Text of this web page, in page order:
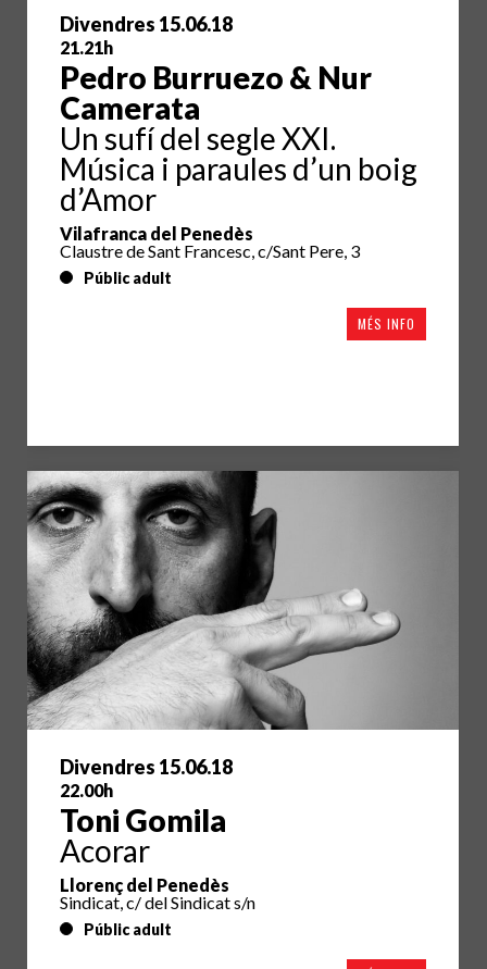
Divendres 15.06.18
21.21h
Pedro Burruezo & Nur
Camerata
Un sufí del segle XXI.
Música i paraules d’un boig
d’Amor
Vilafranca del Penedès
Claustre de Sant Francesc, c/Sant Pere, 3
Públic adult
MÉS INFO
Divendres 15.06.18
22.00h
Toni Gomila
Acorar
Llorenç del Penedès
Sindicat, c/ del Sindicat s/n
Públic adult